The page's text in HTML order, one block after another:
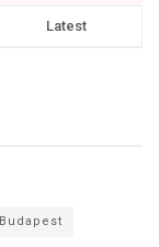
Latest
Budapest